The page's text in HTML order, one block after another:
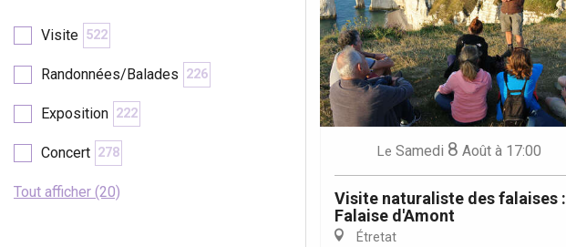
Visite 522
Randonnées/Balades 226
Exposition 222
Concert 278
Tout afficher (20)
Le Samedi 8 Août à 17:00
Visite naturaliste des falaises :
Falaise d'Amont
Étretat